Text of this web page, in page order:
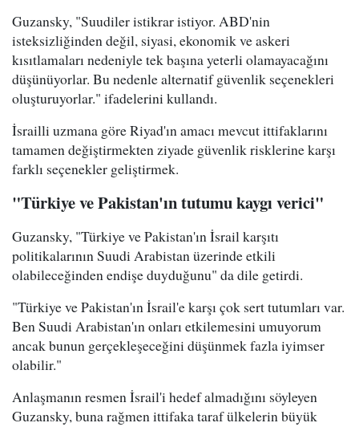
Guzansky, "Suudiler istikrar istiyor. ABD'nin
isteksizliğinden değil, siyasi, ekonomik ve askeri
kısıtlamaları nedeniyle tek başına yeterli olamayacağını
düşünüyorlar. Bu nedenle alternatif güvenlik seçenekleri
oluşturuyorlar." ifadelerini kullandı.
İsrailli uzmana göre Riyad'ın amacı mevcut ittifaklarını
tamamen değiştirmekten ziyade güvenlik risklerine karşı
farklı seçenekler geliştirmek.
"Türkiye ve Pakistan'ın tutumu kaygı verici"
Guzansky, "Türkiye ve Pakistan'ın İsrail karşıtı
politikalarının Suudi Arabistan üzerinde etkili
olabileceğinden endişe duyduğunu" da dile getirdi.
"Türkiye ve Pakistan'ın İsrail'e karşı çok sert tutumları var.
Ben Suudi Arabistan'ın onları etkilemesini umuyorum
ancak bunun gerçekleşeceğini düşünmek fazla iyimser
olabilir."
Anlaşmanın resmen İsrail'i hedef almadığını söyleyen
Guzansky, buna rağmen ittifaka taraf ülkelerin büyük